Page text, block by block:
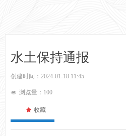
水土保持通报
创建时间： 2024-01-18 11:45
넶 浏览量： 100
끄 收藏